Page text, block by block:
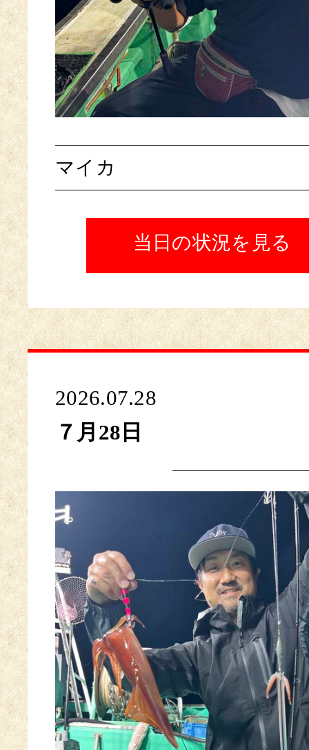
マイカ
当日の状況を見る
2026.07.28
７月28日